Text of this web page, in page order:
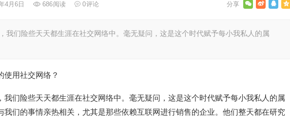
4月6日 686阅读 0评论
我们险些天天都生涯在社交网络中。毫无疑问，这是这个时代赋予每小我私人的属
我们险些天天都生涯在社交网络中。毫无疑问，这是这个时代赋予每小我私人的属
我们的事情亲热相关，尤其是那些依赖互联网进行销售的企业。他们整天都在研究